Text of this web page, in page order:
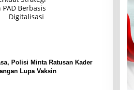
Berbasis
Digitalisasi
Polisi Minta Ratusan Kader
Lupa Vaksin